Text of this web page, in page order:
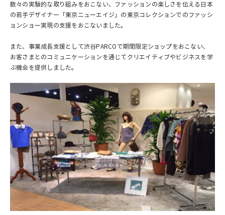
数々の実験的な取り組みをおこない、ファッションの楽しさを伝える日本
の若手デザイナー「東京ニューエイジ」の東京コレクションでのファッシ
ョンショー実現の支援をおこないました。
また、事業成長支援として渋谷PARCOで期間限定ショップをおこない、
お客さまとのコミュニケーションを通じてクリエイティブやビジネスを学
ぶ機会を提供しました。